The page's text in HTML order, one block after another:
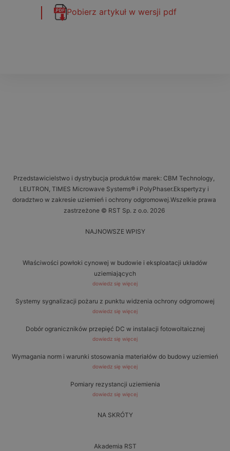
Pobierz artykuł w wersji pdf
Przedstawicielstwo i dystrybucja produktów marek: CBM Technology,
LEUTRON, TIMES Microwave Systems® i PolyPhaser.Ekspertyzy i
doradztwo w zakresie uziemień i ochrony odgromowej.Wszelkie prawa
zastrzeżone © RST Sp. z o.o. 2026
NAJNOWSZE WPISY
Właściwości powłoki cynowej w budowie i eksploatacji układów
uziemiających
dowiedz się więcej
Systemy sygnalizacji pożaru z punktu widzenia ochrony odgromowej
dowiedz się więcej
Dobór ograniczników przepięć DC w instalacji fotowoltaicznej
dowiedz się więcej
Wymagania norm i warunki stosowania materiałów do budowy uziemień
dowiedz się więcej
Pomiary rezystancji uziemienia
dowiedz się więcej
NA SKRÓTY
Akademia RST